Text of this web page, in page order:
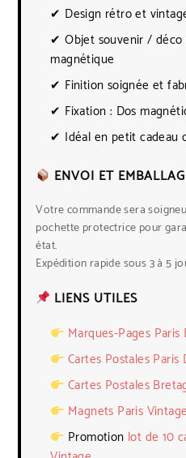
✔ Design rétro et
✔ Objet souvenir /
magnétique
✔ Finition soignée et
✔ Fixation : Dos
✔ Idéal en petit cadeau
ENVOI ET
Votre commande sera
pochette protectrice pour
état.
Expédition rapide sous 3 à 5
LIENS UTILES
Marques-Pages Paris
Cartes Postales Paris
Cartes Postales
Magnets Paris Vintage
Promotion lot de 10